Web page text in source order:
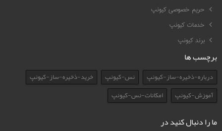
حریم خصوصی کیونپ
خدمات کیونپ
برند کیونپ
برچسب ها
درباره-ذخیره-ساز-کیونپ نس-کیونپ
خرید-ذخیره-ساز-کیونپ
آموزش-کیونپ
امکانات-نس-کیونپ
ما را دنبال کنید در